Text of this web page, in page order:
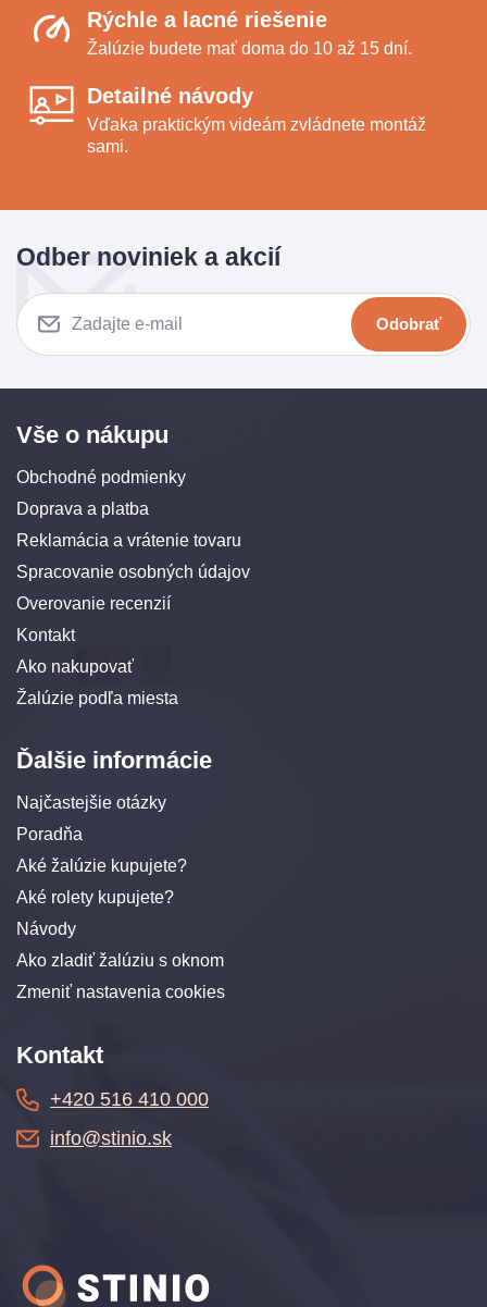
Rýchle a lacné riešenie
Žalúzie budete mať doma do 10 až 15 dní.
Detailné návody
Vďaka praktickým videám zvládnete montáž
sami.
Odber noviniek a akcií
Odobrať
Vše o nákupu
Obchodné podmienky
Doprava a platba
Reklamácia a vrátenie tovaru
Spracovanie osobných údajov
Overovanie recenzií
Kontakt
Ako nakupovať
Žalúzie podľa miesta
Ďalšie informácie
Najčastejšie otázky
Poradňa
Aké žalúzie kupujete?
Aké rolety kupujete?
Návody
Ako zladiť žalúziu s oknom
Zmeniť nastavenia cookies
Kontakt
+420 516 410 000
info@stinio.sk